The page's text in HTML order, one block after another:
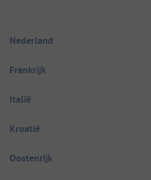
Nederland
Frankrijk
Italië
Kroatië
Oostenrijk